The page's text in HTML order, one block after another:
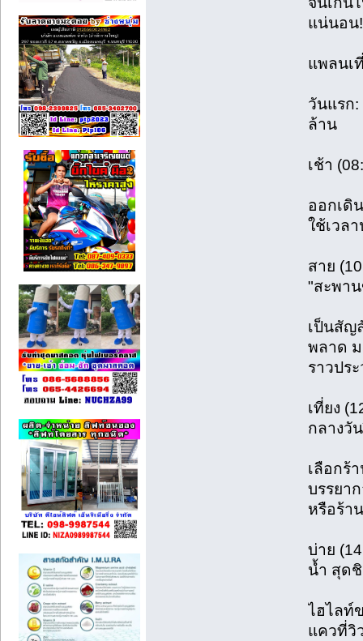
แน่นอน!
แพลนเ
วันแรก
ล้าน
เช้า
ออกเดิ
ใช้เวล
สาย
"สะพา
เป็นสัญ
พลาด ม
ราวปร
เที่ยง
กลางวั
เลือกร้
บรรยา
หรือร้า
บ่าย
น้ำ สุด
ไฮไลท์
แควที่วิ